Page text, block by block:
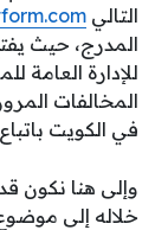
التالي
المدرج، حيث
للإدارة العامة
المخالفات
في الكويت
وإلى هنا نكون
خلاله إلى